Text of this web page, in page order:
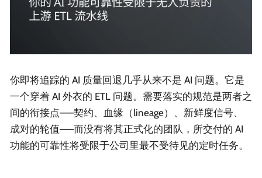
你即将追踪的 AI 质量回退几乎从来不是 AI 问题。它是
一个穿着 AI 外衣的 ETL 问题。需要落实的规范是两者之
间的衔接点——契约、血缘（lineage）、新鲜度信号、
成对的轮值——而没有将其正式化的团队，所交付的 AI
功能的可靠性将受限于公司里最不受待见的定时任务。